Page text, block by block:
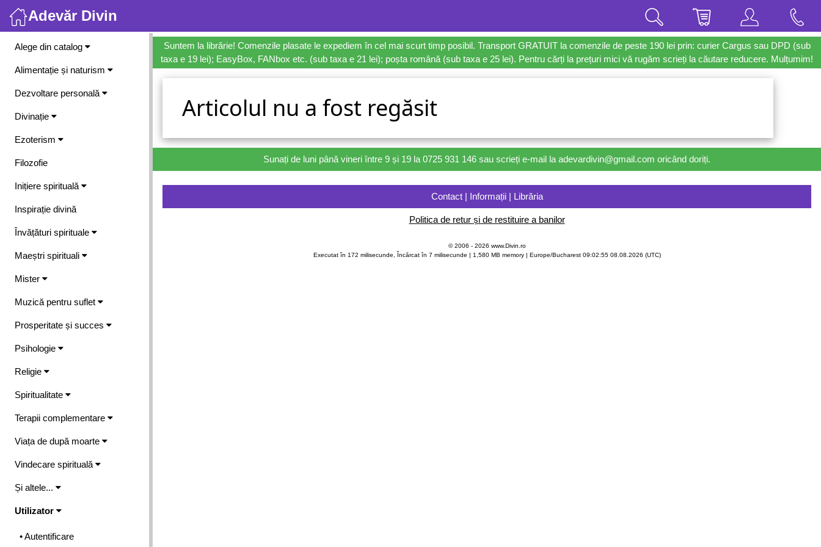
Adevăr Divin
Meniu
Alege din catalog
Alimentație și naturism
Dezvoltare personală
Divinație
Ezoterism
Filozofie
Inițiere spirituală
Inspirație divină
Învățături spirituale
Maeștri spirituali
Mister
Muzică pentru suflet
Prosperitate și succes
Psihologie
Religie
Spiritualitate
Terapii complementare
Viața de după moarte
Vindecare spirituală
Și altele...
Utilizator
• Autentificare
Suntem la librărie! Comenzile plasate le expediem în cel mai scurt timp posibil. Transport GRATUIT la comenzile de peste 190 lei prin: curier Cargus sau DPD (sub
taxa e 19 lei); EasyBox, FANbox etc. (sub taxa e 21 lei); poșta română (sub taxa e 25 lei). Pentru cărți la prețuri mici vă rugăm scrieți la căutare reducere. Mulțumim!
Articolul nu a fost regăsit
Sunați de luni până vineri între 9 și 19 la 0725 931 146 sau scrieți e-mail la adevardivin@gmail.com oricând doriți.
Contact | Informații | Librăria
Politica de retur și de restituire a banilor
© 2006 - 2026 www.Divin.ro
Executat în 172 milisecunde, Încărcat în 7 milisecunde | 1,580 MB memory | Europe/Bucharest 09:02:55 08.08.2026 (UTC)